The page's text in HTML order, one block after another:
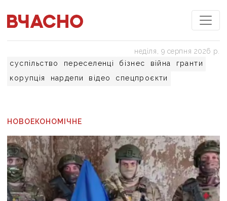
суспільство переселенці бізнес війна
гранти
корупція
нардепи відео спецпроєкти
неділя, 9 серпня 2026 р.
НОВОЕКОНОМІЧНЕ